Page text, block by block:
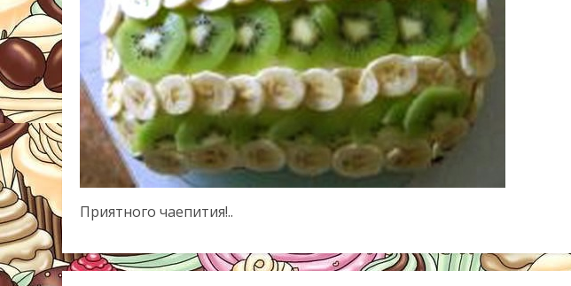
Приятного чаепития!..